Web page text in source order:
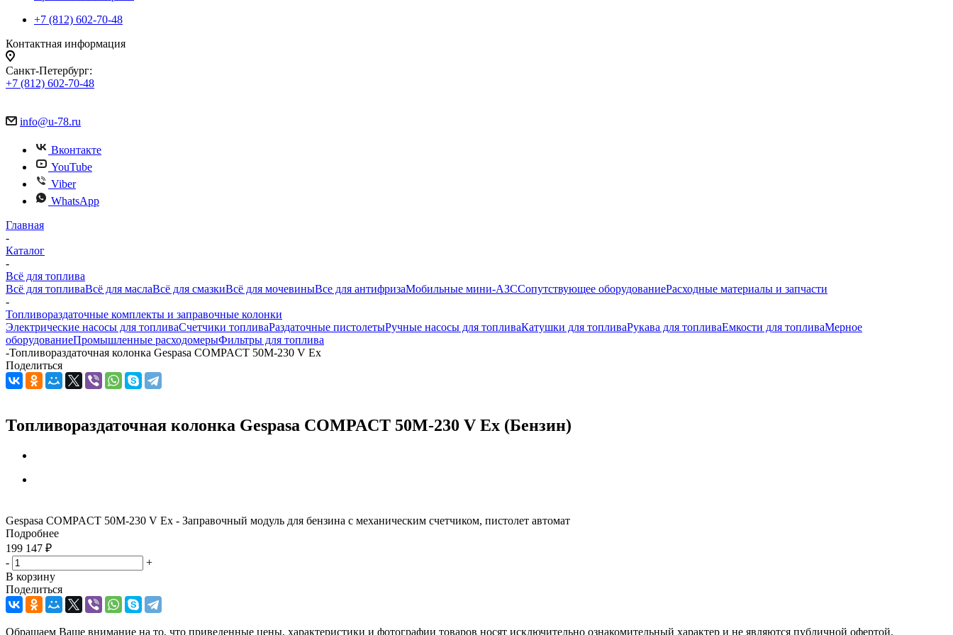
+7 (812) 602-70-48
Контактная информация
Санкт-Петербург:
+7 (812) 602-70-48
info@u-78.ru
Вконтакте
YouTube
Viber
WhatsApp
Главная
-
Каталог
-
Всё для топлива
Всё для топливаВсё для маслаВсё для смазкиВсё для мочевиныВсе для антифризаМобильные мини-АЗССопутствующее оборудованиеРасходные материалы и запчасти
-
Топливораздаточные комплекты и заправочные колонки
Электрические насосы для топливаСчетчики топливаРаздаточные пистолетыРучные насосы для топливаКатушки для топливаРукава для топливаЕмкости для топливаМерное
оборудованиеПромышленные расходомерыФильтры для топлива
-Топливораздаточная колонка Gespasa COMPACT 50M-230 V Ex
Поделиться
Топливораздаточная колонка Gespasa COMPACT 50M-230 V Ex (Бензин)
Gespasa COMPACT 50M-230 V Ex - Заправочный модуль для бензина с механическим счетчиком, пистолет автомат
Подробнее
199 147 ₽
-
+
В корзину
Поделиться
Обращаем Ваше внимание на то, что приведенные цены, характеристики и фотографии товаров носят исключительно ознакомительный характер и не являются публичной офертой,